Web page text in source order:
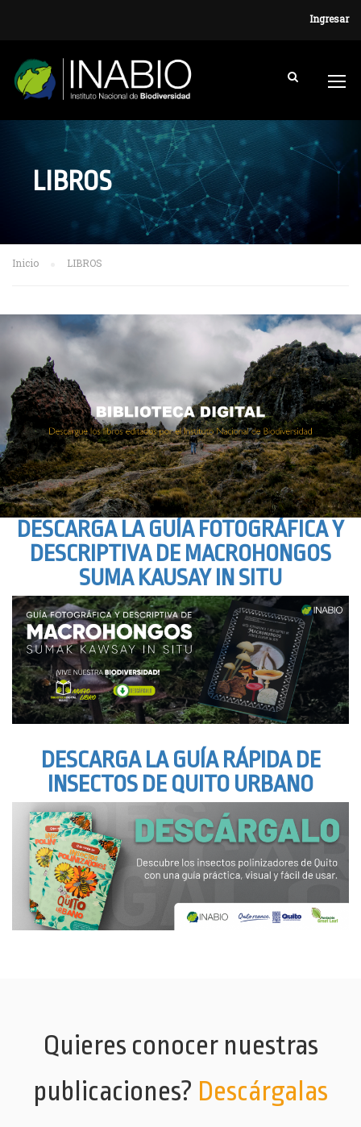
Ingresar
LIBROS
Inicio LIBROS
DESCARGA LA GUÍA FOTOGRÁFICA Y
DESCRIPTIVA DE MACROHONGOS
SUMA KAUSAY IN SITU
DESCARGA LA GUÍA RÁPIDA DE
INSECTOS DE QUITO URBANO
Quieres conocer nuestras
publicaciones? Descárgalas